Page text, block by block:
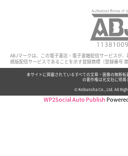
ABJマークは、この電子書店・電子書籍配信サービスが
規版配信サービスであることを示す登録商標（登録番号 第
本サイトに掲載されているすべての文章・画像の無断
の著作権は光文社に帰属
© Kobunsha Co., Ltd. All
WP2Social Auto Publish